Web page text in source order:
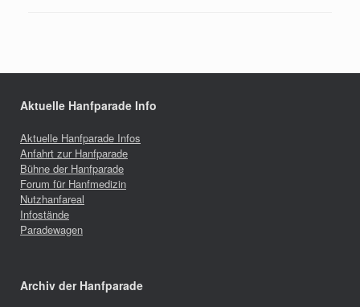
Aktuelle Hanfparade Info
Aktuelle Hanfparade Infos
Anfahrt zur Hanfparade
Bühne der Hanfparade
Forum für Hanfmedizin
Nutzhanfareal
Infostände
Paradewagen
Archiv der Hanfparade